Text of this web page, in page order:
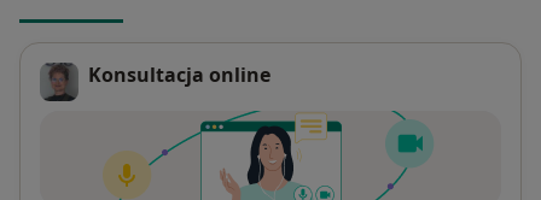
Konsultacja online